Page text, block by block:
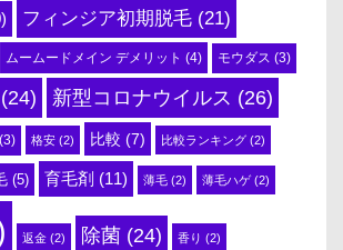
フィンジア初期脱毛 (21)
ムームードメイン デメリット (4) モウダス (3)
(24) 新型コロナウイルス (26)
(3) 格安 (2) 比較 (7) 比較ランキング (2)
(5) 育毛剤 (11) 薄毛 (2) 薄毛ハゲ(2)
返金 (2) 除菌 (24) 香り (2)